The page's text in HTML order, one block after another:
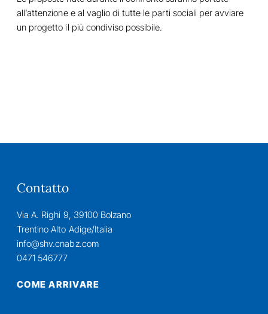
all’attenzione e al vaglio di tutte le parti sociali per avviare
un progetto il più condiviso possibile.
Contatto
Via A. Righi 9, 39100 Bolzano
Trentino Alto Adige/Italia
info@shv.cnabz.com
0471 546777
COME ARRIVARE